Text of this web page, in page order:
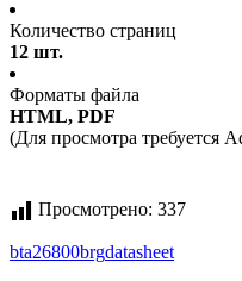
Количество страниц
12 шт.
Форматы файла
HTML, PDF
(Для просмотра требуется
Просмотрено: 337
bta26800brgdatasheet